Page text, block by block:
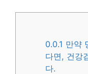
0.0.1 만약
다면, 건강
다.